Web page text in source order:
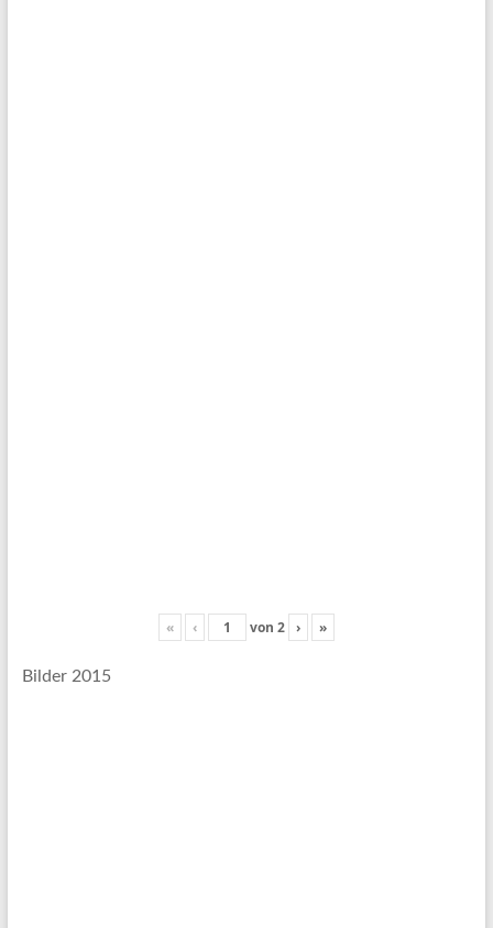
« ‹ von 2 › »
Bilder 2015